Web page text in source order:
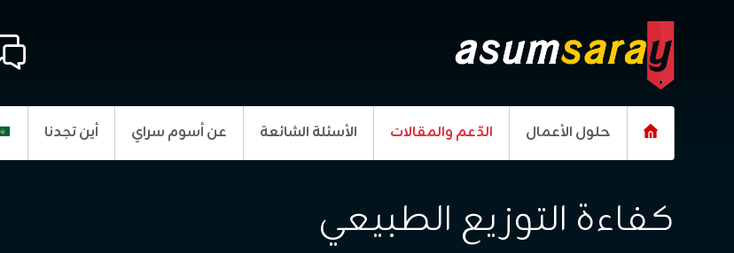
حلول الأعمال الدّعم والمقالات الأسئلة الشائعة عن أسوم سراي أين تجدنا
كفاءة التوزيع الطبيعي